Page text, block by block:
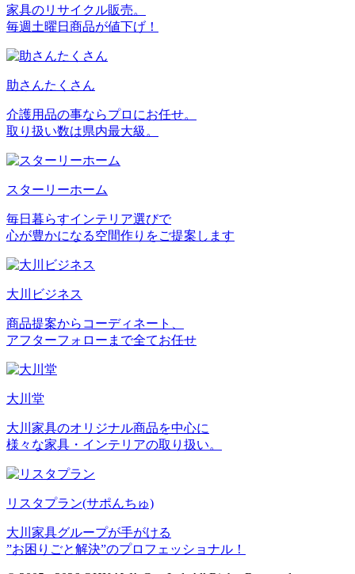
家具のリサイクル販売。
毎週土曜日商品が値下げ！
助さんたくさん
介護用品の事ならプロにお任せ。
取り扱い数は県内最大級。
スターリーホーム
毎日暮らすインテリア選びで
心が豊かになる空間作りをご提案します
大川ビジネス
商品提案からコーディネート、
アフターフォローまで全てお任せ
大川堂
大川家具のオリジナル商品を中心に
様々な家具・インテリアの取り扱い。
リスタプラン(サポんちゅ)
大川家具グループが手がける
”お困りごと解決”のプロフェッショナル！